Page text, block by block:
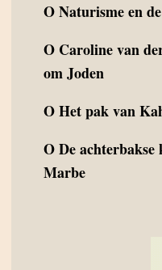
ONaturisme en
O Caroline van
om Joden
OHet pak van
ODe achterbakse
Marbe